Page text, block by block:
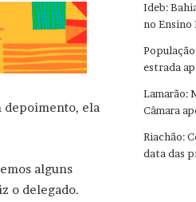
depoimento, ela
alguns
o delegado.
Ideb:
no Ensino
estrada
Lamarão:
Câmara
Riachão:
data das